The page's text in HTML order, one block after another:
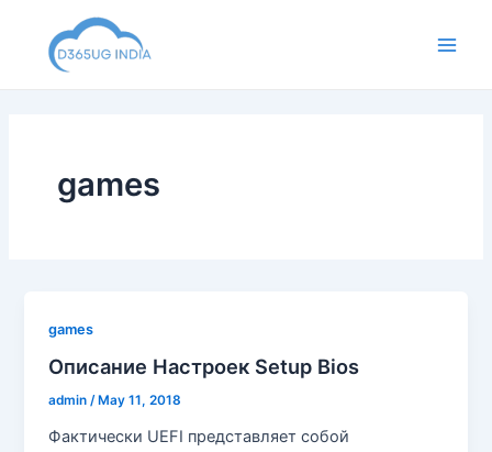
content
games
games
Описание Настроек Setup Bios
admin/ May 11, 2018
Фактически UEFI представляет собой